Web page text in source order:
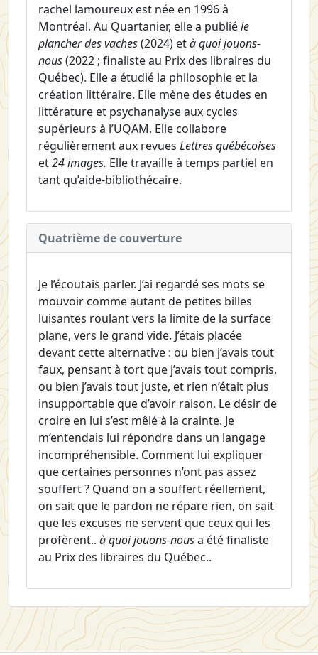
rachel lamoureux est née en 1996 à
Montréal. Au Quartanier, elle a publiéle
plancher des vaches(2024) età quoi jouons-
nous(2022 ; finaliste au Prix des libraires du
Québec). Elle a étudié la philosophie et la
création littéraire. Elle mène des études en
littérature et psychanalyse aux cycles
supérieurs à l’UQAM. Elle collabore
régulièrement aux revues Lettres québécoises
et24 images. Elle travaille à temps partiel en
tant qu’aide-bibliothécaire.
Quatrième de couverture
Je l’écoutais parler. J’ai regardé ses mots se
mouvoir comme autant de petites billes
luisantes roulant vers la limite de la surface
plane, vers le grand vide. J’étais placée
devant cette alternative : ou bien j’avais tout
faux, pensant à tort que j’avais tout compris,
ou bien j’avais tout juste, et rien n’était plus
insupportable que d’avoir raison. Le désir de
croire en lui s’est mêlé à la crainte. Je
m’entendais lui répondre dans un langage
incompréhensible. Comment lui expliquer
que certaines personnes n’ont pas assez
souffert ? Quand on a souffert réellement,
on sait que le pardon ne répare rien, on sait
que les excuses ne servent que ceux qui les
profèrent.. à quoi jouons-nousa été finaliste
au Prix des libraires du Québec..